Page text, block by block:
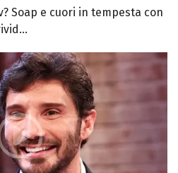
Soap e cuori in tempesta con